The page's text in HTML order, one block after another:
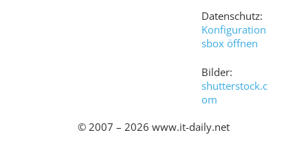
Datenschutz:
Konfiguration
sbox öffnen
Bilder:
shutterstock.c
om
© 2007 – 2026 www.it-daily.net